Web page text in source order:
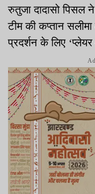
रुतुजा दादासो पिसल
टीम की कप्तान
प्रदर्शन के लिए